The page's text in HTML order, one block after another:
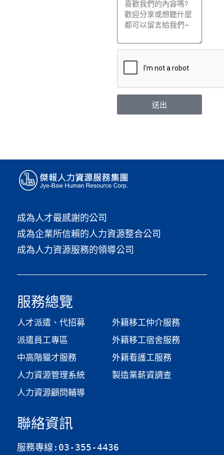
送出
成為人才最感謝的公司
成為企業所信賴的人力資源整合公司
成為人力資源服務的領導公司
服務總覽
人才派遣、代招募
派遣員工專區
中高階獵才服務
人力資源管理系統
人力資源顧問輔導
外籍移工仲介服務
外籍移工宿舍服務
外籍看護工服務
製造業薪資調查​
聯絡資訊
服務專線:03-355-4436